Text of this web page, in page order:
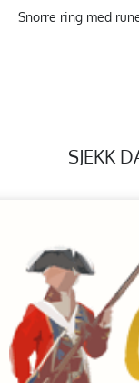
Snorre ring med
SJEKK